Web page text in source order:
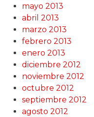
mayo 2013
abril 2013
marzo 2013
febrero 2013
enero 2013
diciembre 2012
noviembre 2012
octubre 2012
septiembre 2012
agosto 2012